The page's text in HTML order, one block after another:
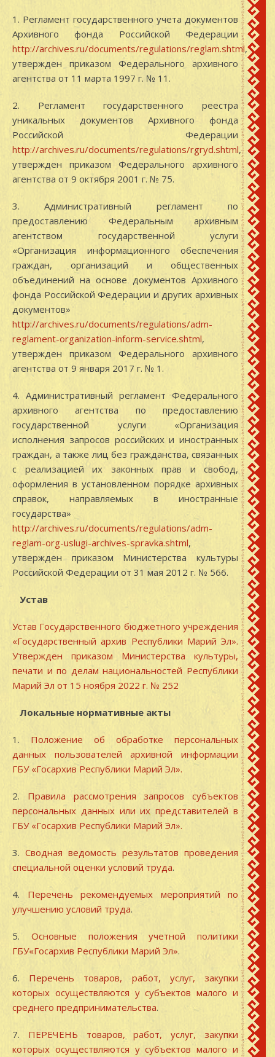
1. Регламент государственного учета документов
Архивного фонда Российской Федерации
http://archives.ru/documents/regulations/reglam.shtml,
утвержден приказом Федерального архивного
агентства от 11 марта 1997 г. № 11.
2. Регламент государственного реестра
уникальных документов Архивного фонда
Российской Федерации
http://archives.ru/documents/regulations/rgryd.shtml,
утвержден приказом Федерального архивного
агентства от 9 октября 2001 г. № 75.
3. Административный регламент по
предоставлению Федеральным архивным
агентством государственной услуги
«Организация информационного обеспечения
граждан, организаций и общественных
объединений на основе документов Архивного
фонда Российской Федерации и других архивных
документов»
http://archives.ru/documents/regulations/adm-
reglament-organization-inform-service.shtml,
утвержден приказом Федерального архивного
агентства от 9 января 2017 г. № 1.
4. Административный регламент Федерального
архивного агентства по предоставлению
государственной услуги «Организация
исполнения запросов российских и иностранных
граждан, а также лиц без гражданства, связанных
с реализацией их законных прав и свобод,
оформления в установленном порядке архивных
справок, направляемых в иностранные
государства»
http://archives.ru/documents/regulations/adm-
reglam-org-uslugi-archives-spravka.shtml,
утвержден приказом Министерства культуры
Российской Федерации от 31 мая 2012 г. № 566.
Устав
Устав Государственного бюджетного учреждения
«Государственный архив Республики Марий Эл».
Утвержден приказом Министерства культуры,
печати и по делам национальностей Республики
Марий Эл от 15 ноября 2022 г. № 252
Локальные нормативные акты
1. Положение об обработке персональных
данных пользователей архивной информации
ГБУ «Госархив Республики Марий Эл».
2. Правила рассмотрения запросов субъектов
персональных данных или их представителей в
ГБУ «Госархив Республики Марий Эл».
3. Сводная ведомость результатов проведения
специальной оценки условий труда.
4. Перечень рекомендуемых мероприятий по
улучшению условий труда.
5. Основные положения учетной политики
ГБУ«Госархив Республики Марий Эл».
6. Перечень товаров, работ, услуг, закупки
которых осуществляются у субъектов малого и
среднего предпринимательства.
7. ПЕРЕЧЕНЬ товаров, работ, услуг, закупки
которых осуществляются у субъектов малого и